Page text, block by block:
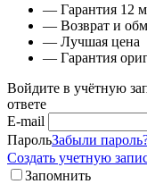
— Гарантия 12
— Возврат и
— Лучшая цена
— Гарантия
Войдите в учётную
ответе
E-mail
ПарольЗабыли
Создать учетную
Запомнить